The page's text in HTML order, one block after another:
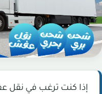
إذا كنت ترغب في نقل